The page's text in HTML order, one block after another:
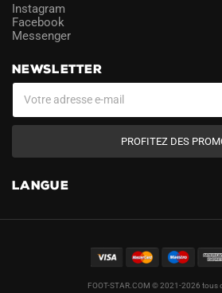
Instagram
Facebook
Messenger
NEWSLETTER
PROFITEZ DES
LANGUE
FOOT-STAR.COM © 2021-2026 tous